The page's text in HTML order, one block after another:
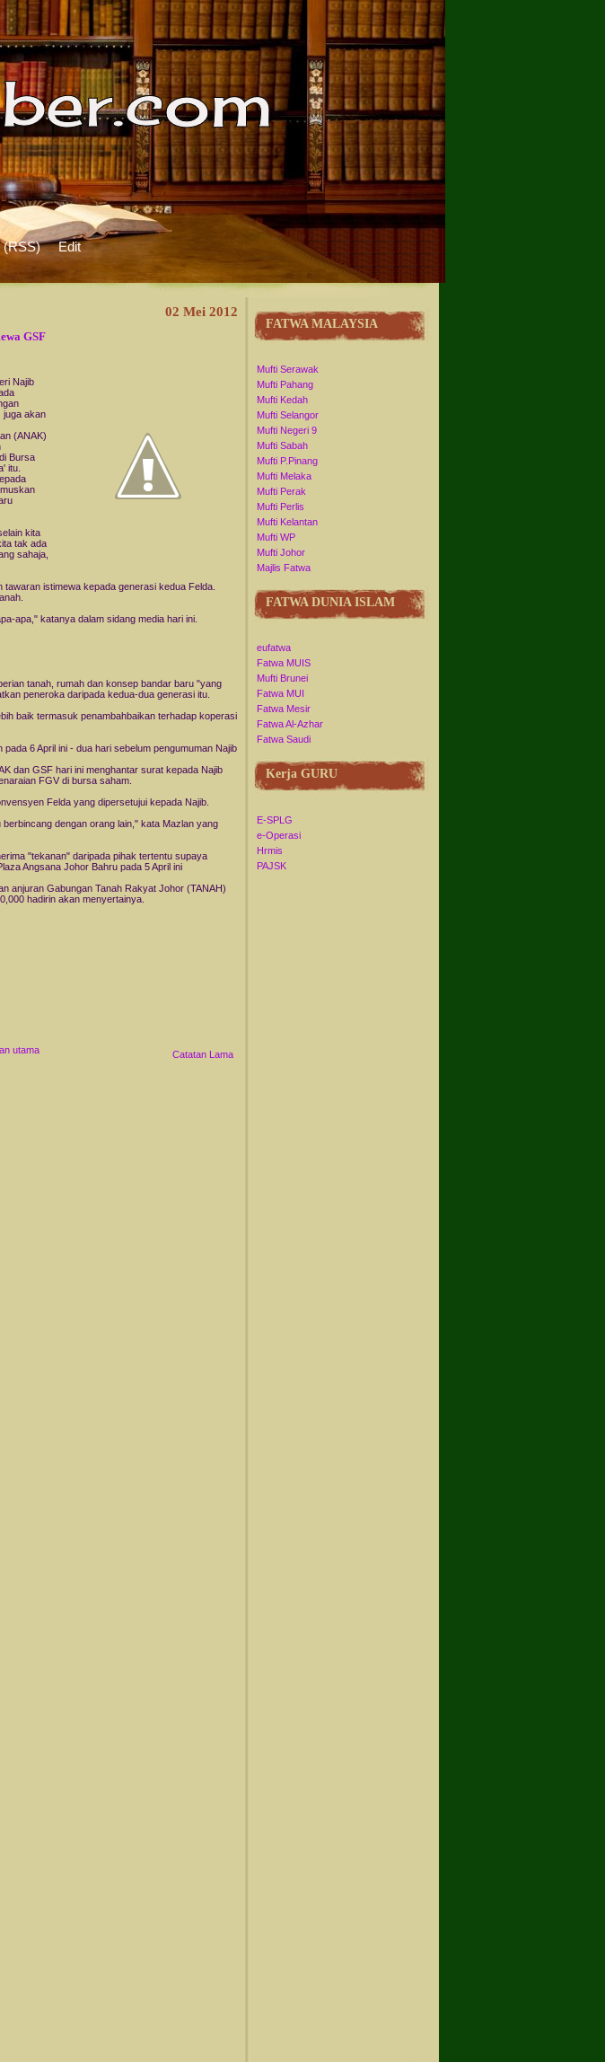
(RSS) Edit
02 Mei 2012
GSF
Najib
juga akan
(ANAK)
Bursa
itu.
kita
tak ada
sahaja,
istimewa kepada generasi kedua Felda.
apa," katanya dalam sidang media hari ini.
tanah, rumah dan konsep bandar baru "yang
peneroka daripada kedua-dua generasi itu.
baik termasuk penambahbaikan terhadap koperasi
6 April ini - dua hari sebelum pengumuman Najib
dan GSF hari ini menghantar surat kepada Najib
FGV di bursa saham.
Felda yang dipersetujui kepada Najib.
dengan orang lain," kata Mazlan yang
"tekanan" daripada pihak tertentu supaya
Angsana Johor Bahru pada 5 April ini
anjuran Gabungan Tanah Rakyat Johor (TANAH)
hadirin akan menyertainya.
Catatan Lama
utama
FATWA MALAYSIA
Mufti Serawak
Mufti Pahang
Mufti Kedah
Mufti Selangor
Mufti Negeri 9
Mufti Sabah
Mufti P.Pinang
Mufti Melaka
Mufti Perak
Mufti Perlis
Mufti Kelantan
Mufti WP
Mufti Johor
Majlis Fatwa
FATWA DUNIA ISLAM
eufatwa
Fatwa MUIS
Mufti Brunei
Fatwa MUI
Fatwa Mesir
Fatwa Al-Azhar
Fatwa Saudi
Kerja GURU
E-SPLG
e-Operasi
Hrmis
PAJSK